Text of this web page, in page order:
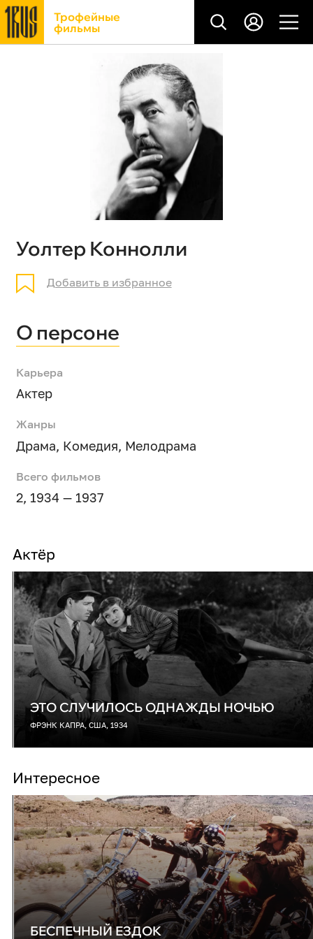
Трофейные
фильмы
Уолтер Коннолли
Добавить в избранное
О персоне
Карьера
Актер
Жанры
Драма, Комедия, Мелодрама
Всего фильмов
2, 1934 — 1937
Актёр
ЭТО СЛУЧИЛОСЬ ОДНАЖДЫ НОЧЬЮ
ФРЭНК КАПРА, США, 1934
Интересное
БЕСПЕЧНЫЙ ЕЗДОК